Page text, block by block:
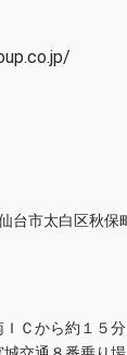
台市太白区秋保
Ｃから約１５分